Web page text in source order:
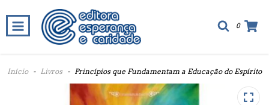
0
Início - Livros - Princípios que Fundamentam a Educação do Espírito